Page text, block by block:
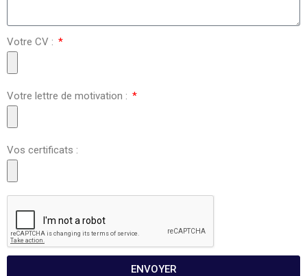
Votre CV :
Votre lettre de motivation :
Vos certificats :
ENVOYER